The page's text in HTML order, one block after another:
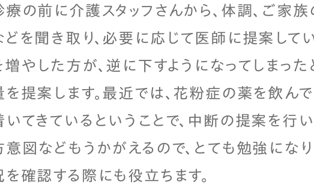
療の前に介護スタッフさんから、体調、ご家
どを聞き取り、必要に応じて医師に提案して
増やした方が、逆に下すようになってしまっ
を提案します。最近では、花粉症の薬を飲ん
いてきているということで、中断の提案を行
意図などもうかがえるので、とても勉強にな
を確認する際にも役立ちます。